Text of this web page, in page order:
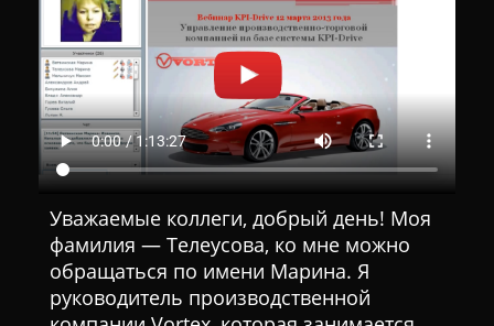
Уважаемые коллеги, добрый день! Моя
фамилия — Телеусова, ко мне можно
обращаться по имени Марина. Я
руководитель производственной